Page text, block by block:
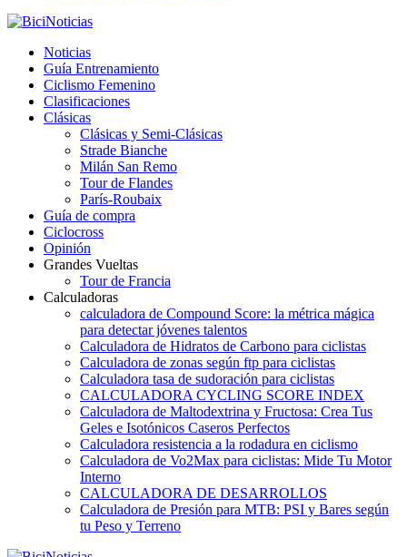
Noticias
Guía Entrenamiento
Ciclismo Femenino
Clasificaciones
Clásicas
Clásicas y Semi-Clásicas
Strade Bianche
Milán San Remo
Tour de Flandes
París-Roubaix
Guía de compra
Ciclocross
Opinión
Grandes Vueltas
Tour de Francia
Calculadoras
calculadora de Compound Score: la métrica mágica
para detectar jóvenes talentos
Calculadora de Hidratos de Carbono para ciclistas
Calculadora de zonas según ftp para ciclistas
Calculadora tasa de sudoración para ciclistas
CALCULADORA CYCLING SCORE INDEX
Calculadora de Maltodextrina y Fructosa: Crea Tus
Geles e Isotónicos Caseros Perfectos
Calculadora resistencia a la rodadura en ciclismo
Calculadora de Vo2Max para ciclistas: Mide Tu Motor
Interno
CALCULADORA DE DESARROLLOS
Calculadora de Presión para MTB: PSI y Bares según
tu Peso y Terreno